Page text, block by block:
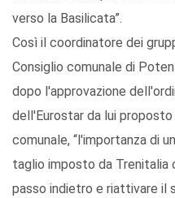
verso la Basilicata”.
Così il coordinatore dei
Consiglio comunale di
dopo l'approvazione
dell'Eurostar da lui
comunale, “l'importanza di
taglio imposto da
passo indietro e riattivare il